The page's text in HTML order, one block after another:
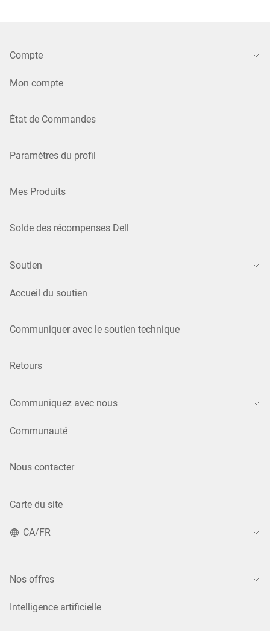
Compte
Mon compte
État de Commandes
Paramètres du profil
Mes Produits
Solde des récompenses Dell
Soutien
Accueil du soutien
Communiquer avec le soutien technique
Retours
Communiquez avec nous
Communauté
Nous contacter
Carte du site
CA/FR
Nos offres
Intelligence artificielle